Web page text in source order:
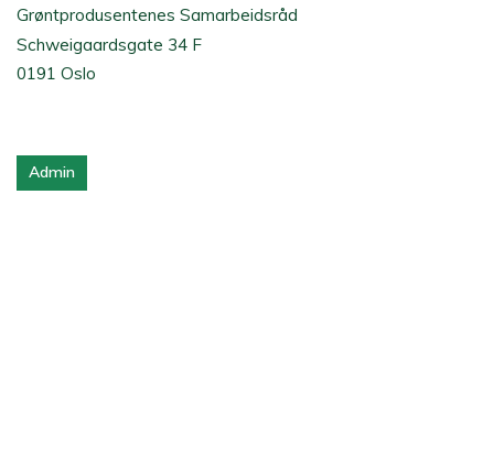
Grøntprodusentenes Samarbeidsråd
Schweigaardsgate 34 F
0191 Oslo
Admin